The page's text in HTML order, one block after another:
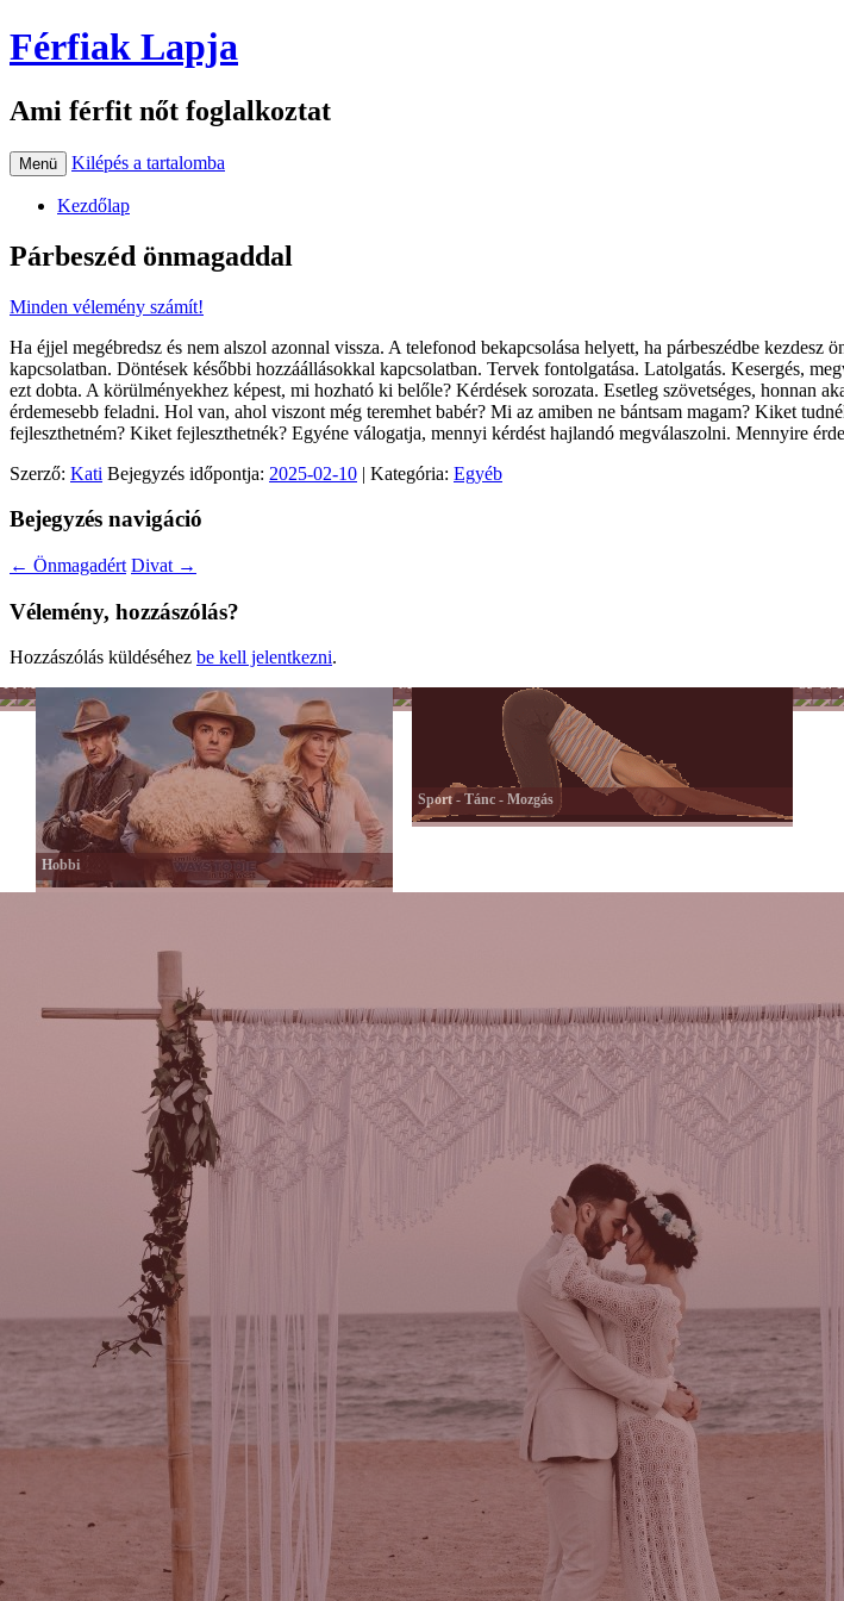
Férfiak Lapja
Ami férfit nőt foglalkoztat
Menü Kilépés a tartalomba
Kezdőlap
Párbeszéd önmagaddal
Minden vélemény számít!
Ha éjjel megébredsz és nem alszol azonnal vissza. A telefonod bekapcsolása helyett, ha párbeszédbe
kapcsolatban. Döntések későbbi hozzáállásokkal kapcsolatban. Tervek fontolgatása. Latolgatás. Kesergés,
ezt dobta. A körülményekhez képest, mi hozható ki belőle? Kérdések sorozata. Esetleg szövetséges, honnan
érdemesebb feladni. Hol van, ahol viszont még teremhet babér? Mi az amiben ne bántsam magam? Kiket
fejleszthetném? Kiket fejleszthetnék? Egyéne válogatja, mennyi kérdést hajlandó megválaszolni. Mennyire
Szerző: Kati Bejegyzés időpontja: 2025-02-10 | Kategória: Egyéb
Bejegyzés navigáció
← Önmagadért Divat →
Vélemény, hozzászólás?
Hozzászólás küldéséhez be kell jelentkezni.
Férfiszellem
Mai
család
Hobbi
Munka
Sport - Tánc - Mozgás
Színes